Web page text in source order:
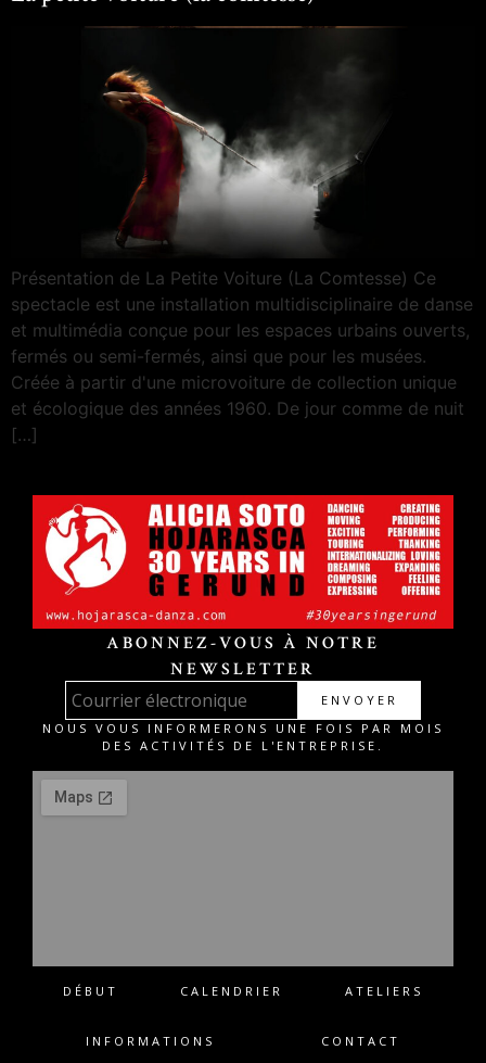
Présentation de La Petite Voiture (La Comtesse) Ce
spectacle est une installation multidisciplinaire de danse
et multimédia conçue pour les espaces urbains ouverts,
fermés ou semi-fermés, ainsi que pour les musées.
Créée à partir d'une microvoiture de collection unique
et écologique des années 1960. De jour comme de nuit
[…]
ABONNEZ-VOUS À NOTRE
NEWSLETTER
ENVOYER
NOUS VOUS INFORMERONS UNE FOIS PAR MOIS
DES ACTIVITÉS DE L'ENTREPRISE.
DÉBUT CALENDRIER ATELIERS
INFORMATIONS CONTACT